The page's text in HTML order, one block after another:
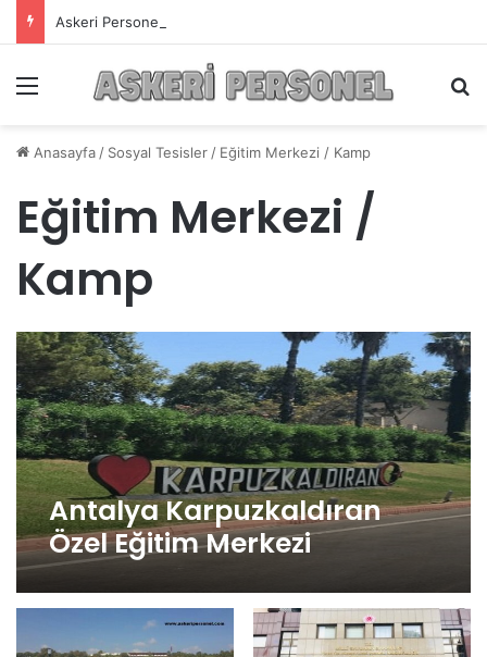
Askeri Personelin Güncel Haber ve Bilgi Sitesi.
Anasayfa / Sosyal Tesisler / Eğitim Merkezi / Kamp
Eğitim Merkezi /
Kamp
Antalya Karpuzkaldıran
Özel Eğitim Merkezi